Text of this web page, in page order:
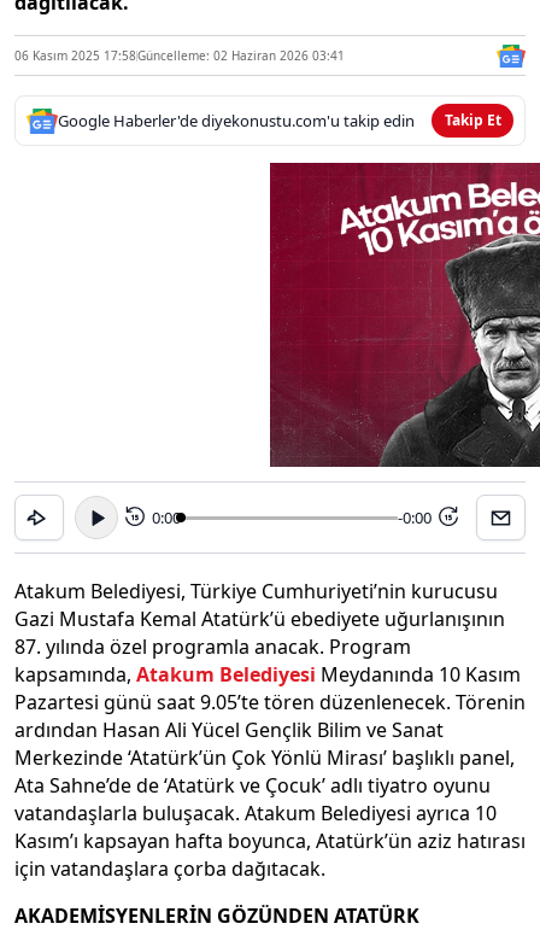
06 Kasım 2025 17:58Güncelleme: 02 Haziran 2026 03:41
Google Haberler'de diyekonustu.com'u takip edin Takip Et
15 0:00 -0:00 15
Atakum Belediyesi, Türkiye Cumhuriyeti’nin kurucusu
Gazi Mustafa Kemal Atatürk’ü ebediyete uğurlanışının
87. yılında özel programla anacak. Program
kapsamında, Atakum Belediyesi Meydanında 10 Kasım
Pazartesi günü saat 9.05’te tören düzenlenecek. Törenin
ardından Hasan Ali Yücel Gençlik Bilim ve Sanat
Merkezinde ‘Atatürk’ün Çok Yönlü Mirası’ başlıklı panel,
Ata Sahne’de de ‘Atatürk ve Çocuk’ adlı tiyatro oyunu
vatandaşlarla buluşacak. Atakum Belediyesi ayrıca 10
Kasım’ı kapsayan hafta boyunca, Atatürk’ün aziz hatırası
için vatandaşlara çorba dağıtacak.
AKADEMİSYENLERİN GÖZÜNDEN ATATÜRK